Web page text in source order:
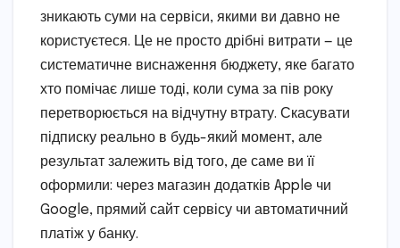
зникають суми на сервіси, якими ви давно не
користуєтеся. Це не просто дрібні витрати — це
систематичне виснаження бюджету, яке багато
хто помічає лише тоді, коли сума за пів року
перетворюється на відчутну втрату. Скасувати
підписку реально в будь-який момент, але
результат залежить від того, де саме ви її
оформили: через магазин додатків Apple чи
Google, прямий сайт сервісу чи автоматичний
платіж у банку.